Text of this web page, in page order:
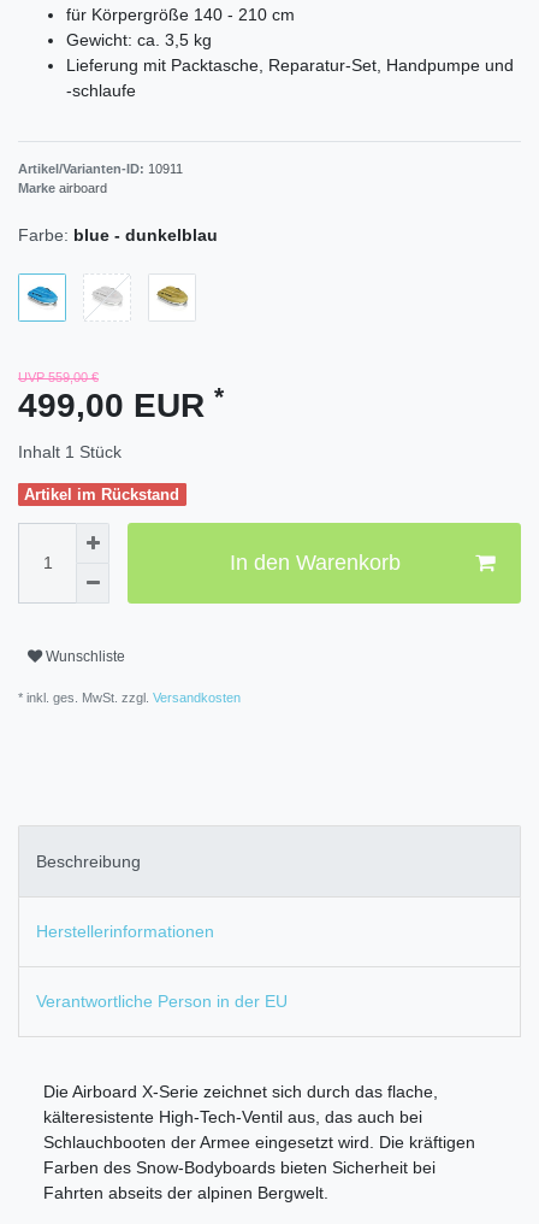
für Körpergröße 140 - 210 cm
Gewicht: ca. 3,5 kg
Lieferung mit Packtasche, Reparatur-Set, Handpumpe und
-schlaufe
Artikel/Varianten-ID: 10911
Marke airboard
Farbe: blue - dunkelblau
UVP 559,00 €
499,00 EUR *
Inhalt 1 Stück
Artikel im Rückstand
In den Warenkorb
Wunschliste
* inkl. ges. MwSt. zzgl. Versandkosten
Beschreibung
Herstellerinformationen
Verantwortliche Person in der EU
Die Airboard X-Serie zeichnet sich durch das flache,
kälteresistente High-Tech-Ventil aus, das auch bei
Schlauchbooten der Armee eingesetzt wird. Die kräftigen
Farben des Snow-Bodyboards bieten Sicherheit bei
Fahrten abseits der alpinen Bergwelt.